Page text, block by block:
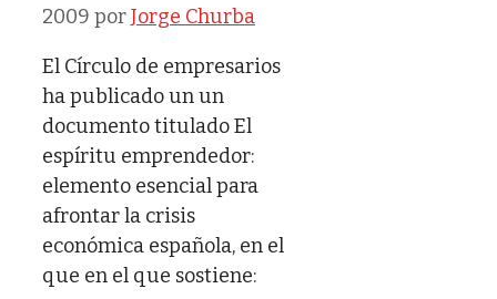
2009 porJorge Churba
El Círculo de empresarios
ha publicado un un
documento titulado El
espíritu emprendedor:
elemento esencial para
afrontar la crisis
económica española, en el
que en el que sostiene: